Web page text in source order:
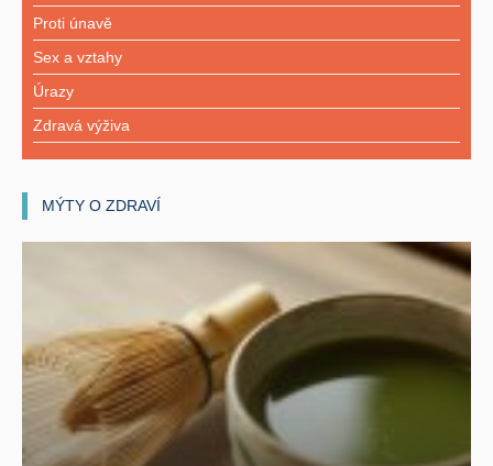
Proti únavě
Sex a vztahy
Úrazy
Zdravá výživa
MÝTY O ZDRAVÍ